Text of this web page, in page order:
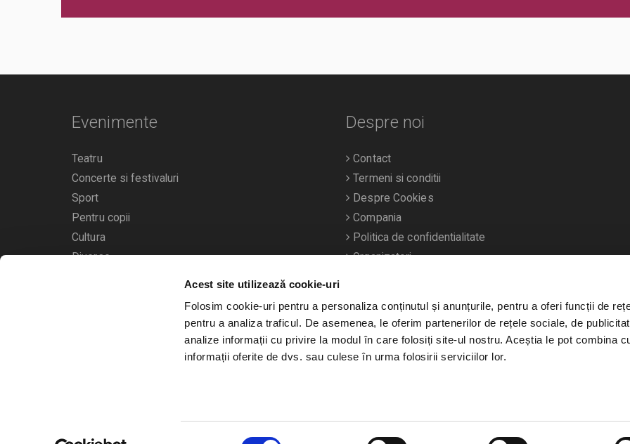
Acest site utilizează cookie-uri
Folosim cookie-uri pentru a personaliza conținutul și anunțurile, pentru a oferi funcții de
pentru a analiza traficul. De asemenea, le oferim partenerilor de rețele sociale, de
analize informații cu privire la modul în care folosiți site-ul nostru. Aceștia le pot combina
informații oferite de dvs. sau culese în urma folosirii serviciilor lor.
Evenimente
Teatru
Concerte si festivaluri
Sport
Pentru copii
Cultura
Diverse
Calendarul evenimentelor
Despre noi
Contact
Termeni si conditii
Despre Cookies
Compania
Politica de confidentialitate
Organizatori
Bilete.ro